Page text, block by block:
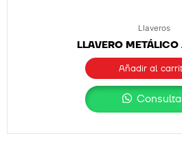
Llaveros
LLAVERO
Añadir al